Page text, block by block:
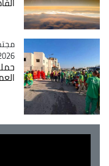
مجتمع
- 18:40